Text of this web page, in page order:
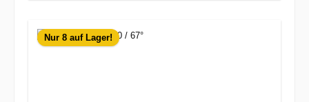
Nur 8 auf Lager!